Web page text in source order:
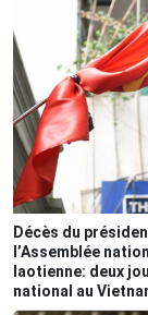
Décès du
l’Assemblée
laotienne: deux
national au